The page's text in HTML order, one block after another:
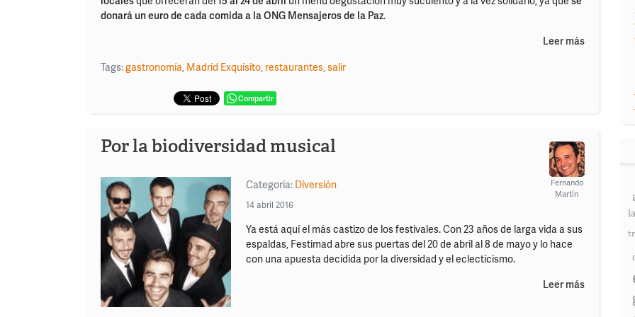
donará un euro de cada comida a la ONG Mensajeros de la Paz.
Leer más
Tags:gastronomía, Madrid Exquisito, restaurantes,salir
Compartir
Por la biodiversidad musical
Fernando
Martín
Categoría: Diversión
14 abril 2016
Ya está aquí el más castizo de los festivales. Con 23 años de larga vida a sus
espaldas, Festimad abre sus puertas del 20 de abril al 8 de mayo y lo hace
con una apuesta decidida por la diversidad y el eclecticismo.
Leer más